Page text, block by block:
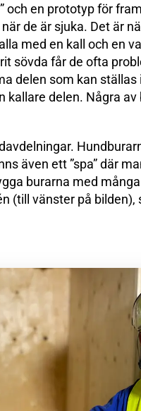
och en prototyp för
de är sjuka. Det är
med en kall och en
sövda får de ofta
delen som kan ställas
kallare delen. Några
även ett ”spa” där
burarna med
(till vänster på bilden),